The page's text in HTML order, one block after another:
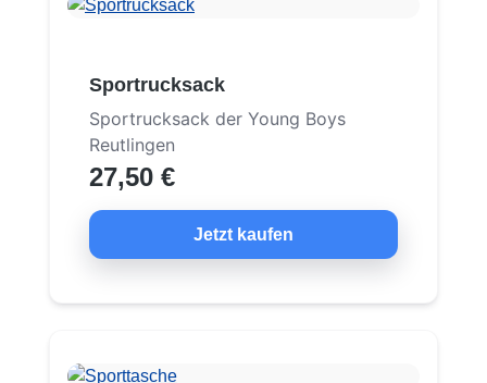
Sportrucksack
Sportrucksack der Young Boys
Reutlingen
27,50 €
Jetzt kaufen